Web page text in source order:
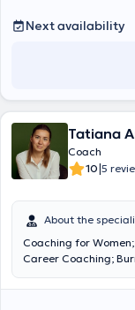
Next availability
Tatiana
Coach
10|5
About the
Coaching for
Career Coaching;